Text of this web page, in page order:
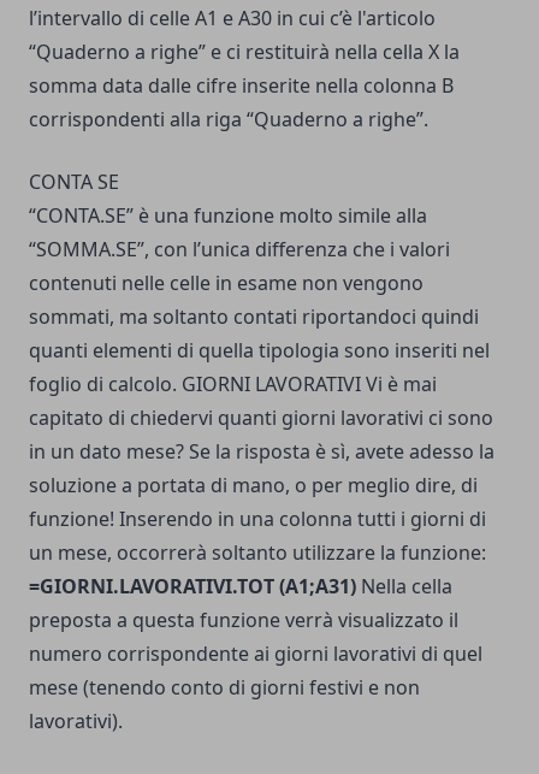
l’intervallo di celle A1 e A30 in cui c’è l'articolo
“Quaderno a righe” e ci restituirà nella cella X la
somma data dalle cifre inserite nella colonna B
corrispondenti alla riga “Quaderno a righe”.
CONTA SE
“CONTA.SE” è una funzione molto simile alla
“SOMMA.SE”, con l’unica differenza che i valori
contenuti nelle celle in esame non vengono
sommati, ma soltanto contati riportandoci quindi
quanti elementi di quella tipologia sono inseriti nel
foglio di calcolo. GIORNI LAVORATIVI Vi è mai
capitato di chiedervi quanti giorni lavorativi ci sono
in un dato mese? Se la risposta è sì, avete adesso la
soluzione a portata di mano, o per meglio dire, di
funzione! Inserendo in una colonna tutti i giorni di
un mese, occorrerà soltanto utilizzare la funzione:
=GIORNI.LAVORATIVI.TOT (A1;A31) Nella cella
preposta a questa funzione verrà visualizzato il
numero corrispondente ai giorni lavorativi di quel
mese (tenendo conto di giorni festivi e non
lavorativi).